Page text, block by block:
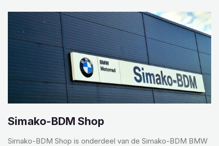
Simako-BDM Shop
Simako-BDM Shop is onderdeel van de Simako-BDM BMW